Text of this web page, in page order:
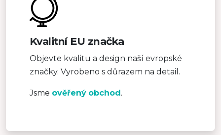
Kvalitní EU značka
Objevte kvalitu a design naší evropské
značky. Vyrobeno s důrazem na detail.
Jsme ověřený obchod.